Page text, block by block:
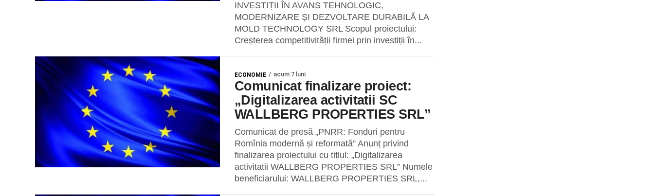
INVESTIȚII ÎN AVANS TEHNOLOGIC,
MODERNIZARE ȘI DEZVOLTARE DURABILĂ LA
MOLD TECHNOLOGY SRL Scopul proiectului:
Creșterea competitivității firmei prin investiții în...
ECONOMIE acum 7 luni
Comunicat finalizare proiect:
„Digitalizarea activitatii SC
WALLBERG PROPERTIES SRL”
Comunicat de presă „PNRR: Fonduri pentru
Romînia modernă și reformată” Anunț privind
finalizarea proiectului cu titlul: „Digitalizarea
activitatii WALLBERG PROPERTIES SRL” Numele
beneficiarului: WALLBERG PROPERTIES SRL,...